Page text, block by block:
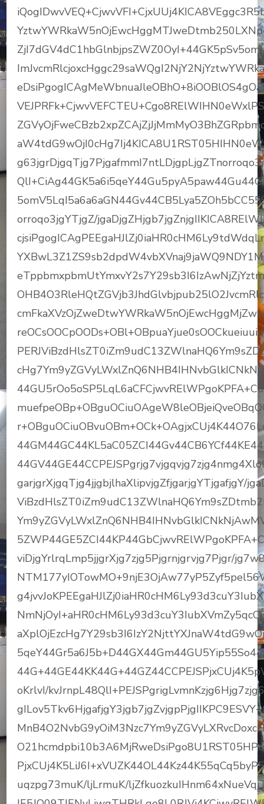
orroqo3jgYTjgZ/
garjgrXjgqTjg4jjgbjlhaXlipvjgZfjgarjgYTjgafjgY/
viDjgYrlrqLmp5jjgrXjg7zjg5Pjgrnjgrvjg7Pjgr/
oKrlvI/
uqzpg73muK/ljLrmuK/